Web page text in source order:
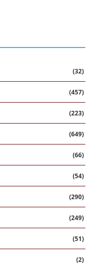
(32)
(457)
(223)
(649)
(66)
(54)
(290)
(249)
(51)
(2)